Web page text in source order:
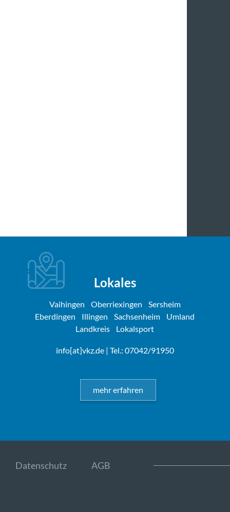
Lokales
Vaihingen Oberriexingen
Sersheim
Eberdingen
Illingen Sachsenheim
Umland
Landkreis
Lokalsport
info[at]vkz.de| Tel.: 07042/91950
mehr erfahren
Datenschutz AGB